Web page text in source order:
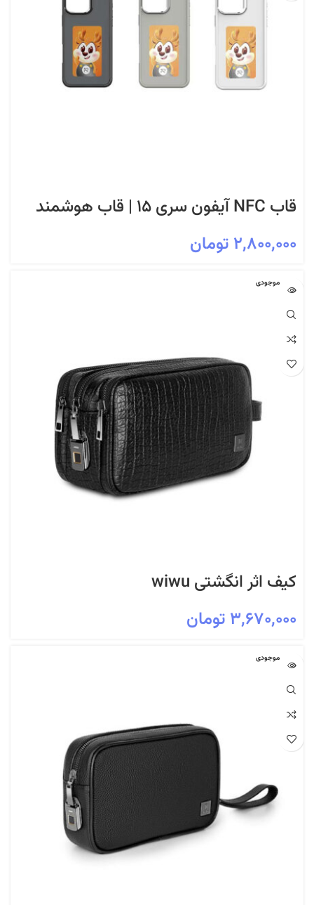
قاب NFC آیفون سری ۱۵ | قاب هوشمند
قابل تغییر عکس با فناوری NFC
۲,۸۰۰,۰۰۰ تومان
اتمام موجودی
کیف اثر انگشتی wiwu
۳,۶۷۰,۰۰۰ تومان
اتمام موجودی